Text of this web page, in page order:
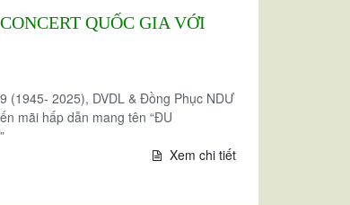
QUỐC GIA VỚI
(1945- 2025), DVDL & Đồng Phục NDƯ
mãi hấp dẫn mang tên “ĐU
Xem chi tiết